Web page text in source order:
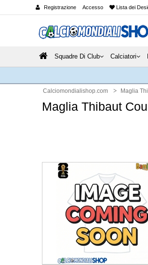
Registrazione Accesso Lista dei
Squadre Di Club Calciatori
Calciomondialishop.com Maglia
Maglia Thibaut